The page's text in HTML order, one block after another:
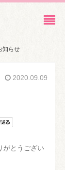
知らせ
2020.09.09
がとうござい